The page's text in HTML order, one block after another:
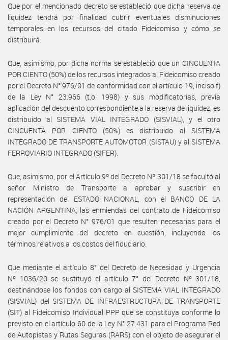
Que por el mencionado decreto se estableció que dicha reserva de
liquidez tendrá por finalidad cubrir eventuales disminuciones
temporales en los recursos del citado Fideicomiso y cómo se
distribuirá.
Que, asimismo, por dicha norma se estableció que un CINCUENTA
POR CIENTO (50%) de los recursos integrados al Fideicomiso creado
por el Decreto N° 976/01 de conformidad con el artículo 19, inciso f)
de la Ley N° 23.966 (t.o. 1998) y sus modificatorias, previa
aplicación del descuento correspondiente a la reserva de liquidez, es
distribuido al SISTEMA VIAL INTEGRADO (SISVIAL), y el otro
CINCUENTA POR CIENTO (50%) es distribuido al SISTEMA
INTEGRADO DE TRANSPORTE AUTOMOTOR (SISTAU) y al SISTEMA
FERROVIARIO INTEGRADO (SIFER).
Que, asimismo, por el Artículo 9º del Decreto Nº 301/18 se facultó al
señor Ministro de Transporte a aprobar y suscribir en
representación del ESTADO NACIONAL, con el BANCO DE LA
NACIÓN ARGENTINA, las enmiendas del contrato de Fideicomiso
creado por el Decreto N° 976/01 que resulten necesarias para el
mejor cumplimiento del decreto en cuestión, incluyendo los
términos relativos a los costos del fiduciario.
Que mediante el artículo 8° del Decreto de Necesidad y Urgencia
Nº 1036/20 se sustituyó el artículo 7° del Decreto Nº 301/18,
destinándose los fondos con cargo al SISTEMA VIAL INTEGRADO
(SISVIAL) del SISTEMA DE INFRAESTRUCTURA DE TRANSPORTE
(SIT) al Fideicomiso Individual PPP que se constituya conforme lo
previsto en el artículo 60 de la Ley N° 27.431 para el Programa Red
de Autopistas y Rutas Seguras (RARS) con el objeto de asegurar el